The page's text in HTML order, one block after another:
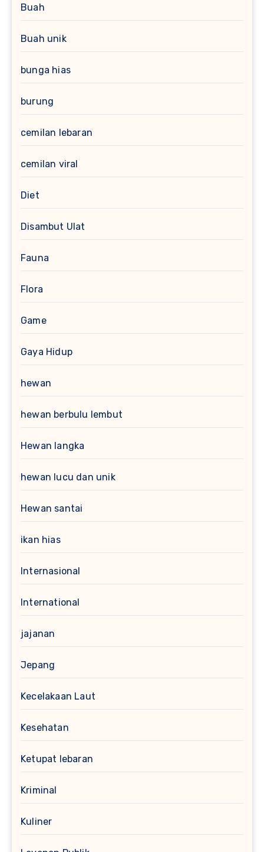
Buah
Buah unik
bunga hias
burung
cemilan lebaran
cemilan viral
Diet
Disambut Ulat
Fauna
Flora
Game
Gaya Hidup
hewan
hewan berbulu lembut
Hewan langka
hewan lucu dan unik
Hewan santai
ikan hias
Internasional
International
jajanan
Jepang
Kecelakaan Laut
Kesehatan
Ketupat lebaran
Kriminal
Kuliner